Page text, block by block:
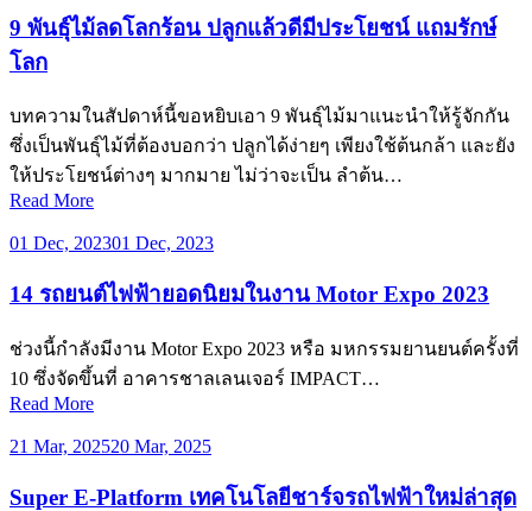
9 พันธุ์ไม้ลดโลกร้อน ปลูกแล้วดีมีประโยชน์ แถมรักษ์
โลก
บทความในสัปดาห์นี้ขอหยิบเอา 9 พันธุ์ไม้มาแนะนำให้รู้จักกัน
ซึ่งเป็นพันธุ์ไม้ที่ต้องบอกว่า ปลูกได้ง่ายๆ เพียงใช้ต้นกล้า และยัง
ให้ประโยชน์ต่างๆ มากมาย ไม่ว่าจะเป็น ลำต้น…
Read More
01 Dec, 202301 Dec, 2023
14 รถยนต์ไฟฟ้ายอดนิยมในงาน Motor Expo 2023
ช่วงนี้กำลังมีงาน Motor Expo 2023 หรือ มหกรรมยานยนต์ครั้งที่
10 ซึ่งจัดขึ้นที่ อาคารชาลเลนเจอร์ IMPACT…
Read More
21 Mar, 202520 Mar, 2025
Super E-Platform เทคโนโลยีชาร์จรถไฟฟ้าใหม่ล่าสุด